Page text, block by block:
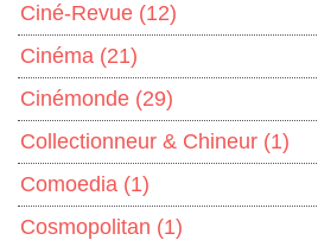
Ciné-Revue (12)
Cinéma (21)
Cinémonde (29)
Collectionneur & Chineur (1)
Comoedia (1)
Cosmopolitan (1)